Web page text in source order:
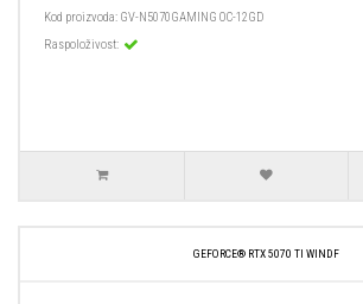
Kod proizvoda: GV-N5070GAMING OC-12GD
Raspoloživost:
GEFORCE® RTX 5070 TI WINDF